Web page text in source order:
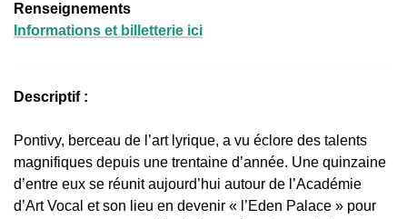
Renseignements
Informations et billetterie ici
Descriptif :
Pontivy, berceau de l’art lyrique, a vu éclore des talents
magnifiques depuis une trentaine d’année. Une quinzaine
d’entre eux se réunit aujourd’hui autour de l’Académie
d’Art Vocal et son lieu en devenir « l’Eden Palace » pour